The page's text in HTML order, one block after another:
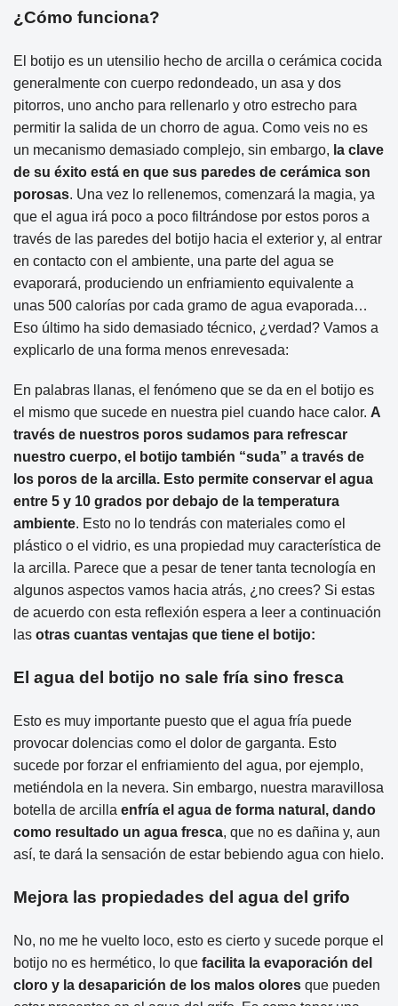
¿Cómo funciona?
El botijo es un utensilio hecho de arcilla o cerámica cocida
generalmente con cuerpo redondeado, un asa y dos
pitorros, uno ancho para rellenarlo y otro estrecho para
permitir la salida de un chorro de agua. Como veis no es
un mecanismo demasiado complejo, sin embargo, la clave
de su éxito está en que sus paredes de cerámica son
porosas. Una vez lo rellenemos, comenzará la magia, ya
que el agua irá poco a poco filtrándose por estos poros a
través de las paredes del botijo hacia el exterior y, al entrar
en contacto con el ambiente, una parte del agua se
evaporará, produciendo un enfriamiento equivalente a
unas 500 calorías por cada gramo de agua evaporada…
Eso último ha sido demasiado técnico, ¿verdad? Vamos a
explicarlo de una forma menos enrevesada:
En palabras llanas, el fenómeno que se da en el botijo es
el mismo que sucede en nuestra piel cuando hace calor. A
través de nuestros poros sudamos para refrescar
nuestro cuerpo, el botijo también “suda” a través de
los poros de la arcilla. Esto permite conservar el agua
entre 5 y 10 grados por debajo de la temperatura
ambiente. Esto no lo tendrás con materiales como el
plástico o el vidrio, es una propiedad muy característica de
la arcilla. Parece que a pesar de tener tanta tecnología en
algunos aspectos vamos hacia atrás, ¿no crees? Si estas
de acuerdo con esta reflexión espera a leer a continuación
las otras cuantas ventajas que tiene el botijo:
El agua del botijo no sale fría sino fresca
Esto es muy importante puesto que el agua fría puede
provocar dolencias como el dolor de garganta. Esto
sucede por forzar el enfriamiento del agua, por ejemplo,
metiéndola en la nevera. Sin embargo, nuestra maravillosa
botella de arcilla enfría el agua de forma natural, dando
como resultado un agua fresca, que no es dañina y, aun
así, te dará la sensación de estar bebiendo agua con hielo.
Mejora las propiedades del agua del grifo
No, no me he vuelto loco, esto es cierto y sucede porque el
botijo no es hermético, lo que facilita la evaporación del
cloro y la desaparición de los malos olores que pueden